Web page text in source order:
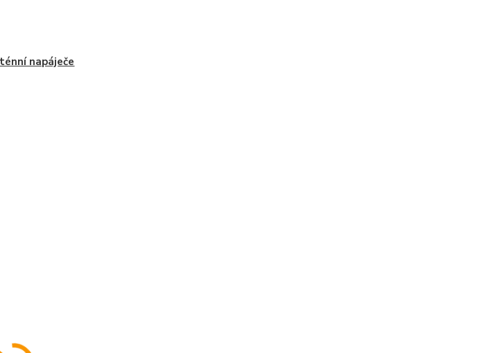
napáječe